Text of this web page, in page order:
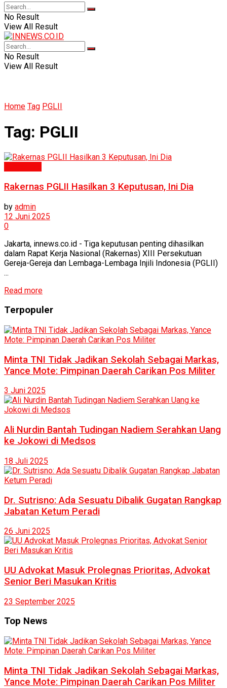
No Result
View All Result
No Result
View All Result
Home Tag PGLII
Tag: PGLII
Rakernas PGLII Hasilkan 3 Keputusan, Ini Dia
by admin
12 Juni 2025
0
Jakarta, innews.co.id - Tiga keputusan penting dihasilkan
dalam Rapat Kerja Nasional (Rakernas) XIII Persekutuan
Gereja-Gereja dan Lembaga-Lembaga Injili Indonesia (PGLII)
...
Read more
Terpopuler
Minta TNI Tidak Jadikan Sekolah Sebagai Markas,
Yance Mote: Pimpinan Daerah Carikan Pos Militer
3 Juni 2025
Ali Nurdin Bantah Tudingan Nadiem Serahkan Uang
ke Jokowi di Medsos
18 Juli 2025
Dr. Sutrisno: Ada Sesuatu Dibalik Gugatan Rangkap
Jabatan Ketum Peradi
26 Juni 2025
UU Advokat Masuk Prolegnas Prioritas, Advokat
Senior Beri Masukan Kritis
23 September 2025
Top News
Minta TNI Tidak Jadikan Sekolah Sebagai Markas,
Yance Mote: Pimpinan Daerah Carikan Pos Militer